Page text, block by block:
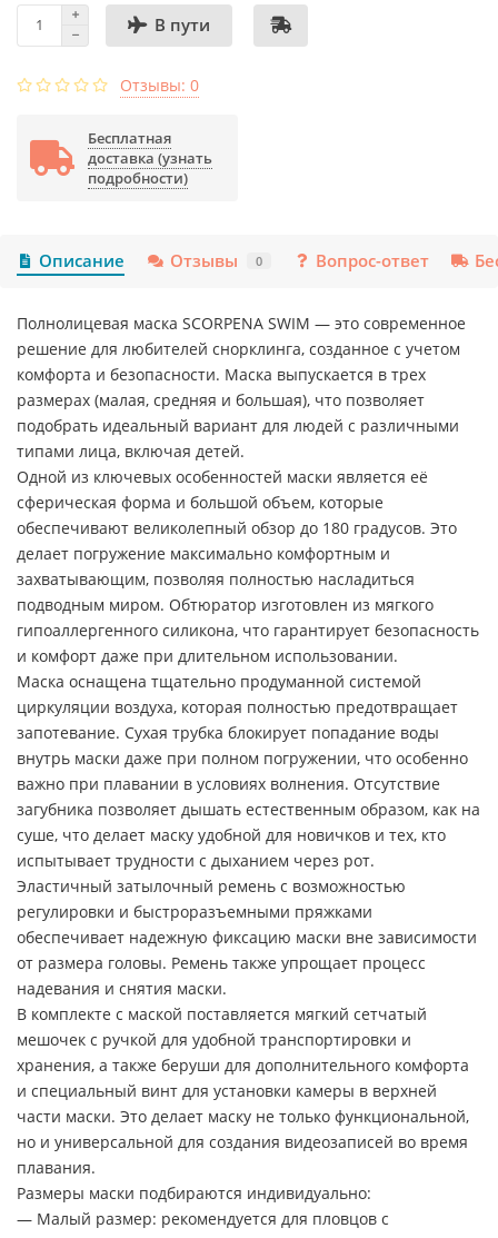
В пути
Отзывы: 0
Бесплатная
доставка (узнать
подробности)
Описание Отзывы 0 Вопрос-ответ
Полнолицевая маска SCORPENA SWIM — это современное
решение для любителей снорклинга, созданное с учетом
комфорта и безопасности. Маска выпускается в трех
размерах (малая, средняя и большая), что позволяет
подобрать идеальный вариант для людей с различными
типами лица, включая детей.
Одной из ключевых особенностей маски является её
сферическая форма и большой объем, которые
обеспечивают великолепный обзор до 180 градусов. Это
делает погружение максимально комфортным и
захватывающим, позволяя полностью насладиться
подводным миром. Обтюратор изготовлен из мягкого
гипоаллергенного силикона, что гарантирует безопасность
и комфорт даже при длительном использовании.
Маска оснащена тщательно продуманной системой
циркуляции воздуха, которая полностью предотвращает
запотевание. Сухая трубка блокирует попадание воды
внутрь маски даже при полном погружении, что особенно
важно при плавании в условиях волнения. Отсутствие
загубника позволяет дышать естественным образом, как на
суше, что делает маску удобной для новичков и тех, кто
испытывает трудности с дыханием через рот.
Эластичный затылочный ремень с возможностью
регулировки и быстроразъемными пряжками
обеспечивает надежную фиксацию маски вне зависимости
от размера головы. Ремень также упрощает процесс
надевания и снятия маски.
В комплекте с маской поставляется мягкий сетчатый
мешочек с ручкой для удобной транспортировки и
хранения, а также беруши для дополнительного комфорта
и специальный винт для установки камеры в верхней
части маски. Это делает маску не только функциональной,
но и универсальной для создания видеозаписей во время
плавания.
Размеры маски подбираются индивидуально:
— Малый размер: рекомендуется для пловцов с